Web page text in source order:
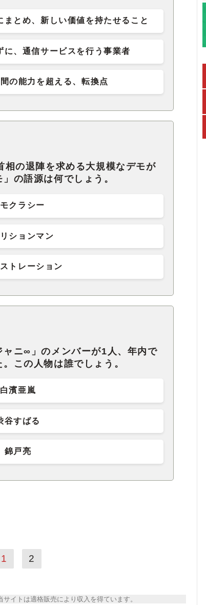
とめ、新しい価値を持たせること
に、通信サービスを行う事業者
の能力を超える、転換点
相の退陣を求める大規模なデモが
の語源は何でしょう。
クラシー
ションマン
トレーション
ャニ∞」のメンバーが1人、年内で
この人物は誰でしょう。
白濱亜嵐
谷すばる
錦戸亮
1 2
イトは適格販売により収入を得ています。